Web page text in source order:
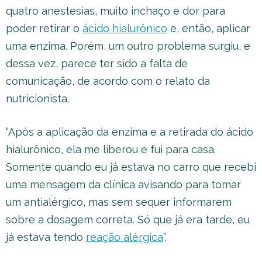
quatro anestesias, muito inchaço e dor para
poder retirar o ácido hialurônico e, então, aplicar
uma enzima. Porém, um outro problema surgiu, e
dessa vez, parece ter sido a falta de
comunicação, de acordo com o relato da
nutricionista.
“Após a aplicação da enzima e a retirada do ácido
hialurônico, ela me liberou e fui para casa.
Somente quando eu já estava no carro que recebi
uma mensagem da clínica avisando para tomar
um antialérgico, mas sem sequer informarem
sobre a dosagem correta. Só que já era tarde, eu
já estava tendo reação alérgica”.